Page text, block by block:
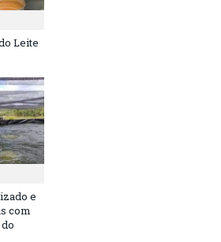
Leite
e
com